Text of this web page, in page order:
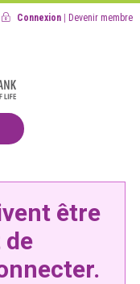
Connexion Devenir membre
être
de